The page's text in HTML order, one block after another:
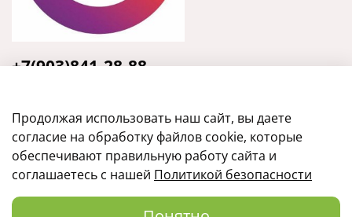
+7(903)841-28-88
Продолжая использовать наш сайт, вы даете
согласие на обработку файлов cookie, которые
обеспечивают правильную работу сайта и
соглашаетесь с нашей Политикой безопасности